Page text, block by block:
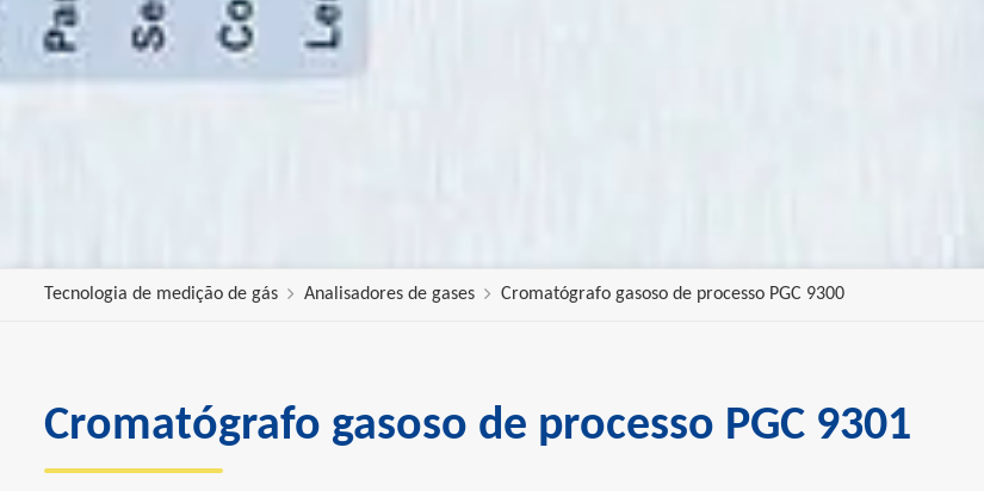
Tecnologia de medição de gás Analisadores de gases Cromatógrafo gasoso de processo PGC 9300
Cromatógrafo gasoso de processo PGC 9301